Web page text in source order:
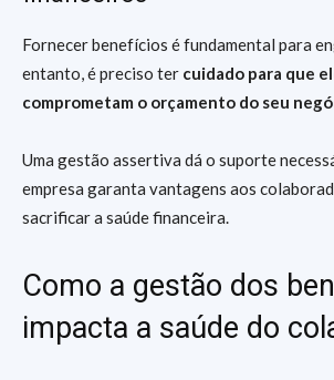
Fornecer benefícios é fundamental para
entanto, é preciso ter cuidado para que
comprometam o orçamento do seu
Uma gestão assertiva dá o suporte
empresa garanta vantagens aos
sacrificar a saúde financeira.
Como a gestão dos
impacta a saúde do